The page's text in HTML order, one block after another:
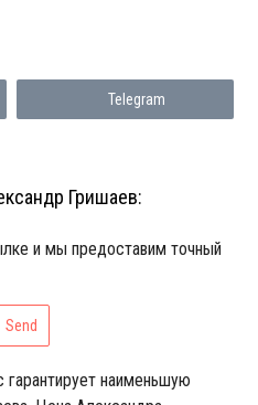
Telegram
Гришаев:
и мы предоставим точный
Send
гарантирует наименьшую